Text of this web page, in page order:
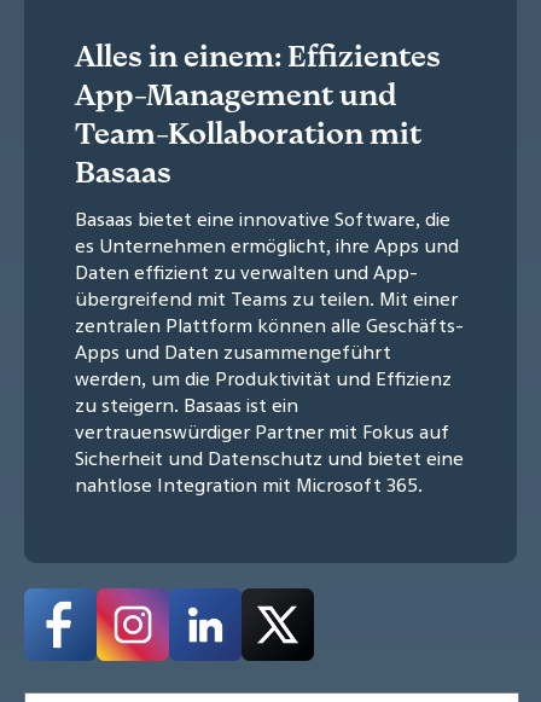
Alles in einem: Effizientes
App-Management und
Team-Kollaboration mit
Basaas
Basaas bietet eine innovative Software, die
es Unternehmen ermöglicht, ihre Apps und
Daten effizient zu verwalten und App-
übergreifend mit Teams zu teilen. Mit einer
zentralen Plattform können alle Geschäfts-
Apps und Daten zusammengeführt
werden, um die Produktivität und Effizienz
zu steigern. Basaas ist ein
vertrauenswürdiger Partner mit Fokus auf
Sicherheit und Datenschutz und bietet eine
nahtlose Integration mit Microsoft 365.